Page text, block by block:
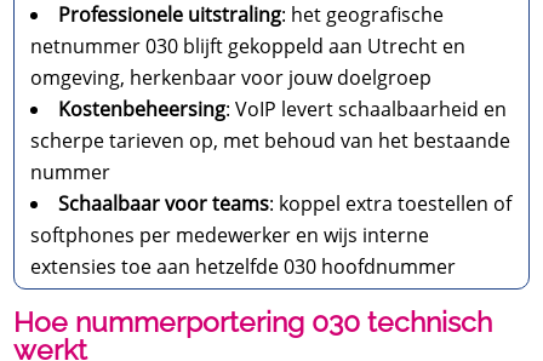
Professionele uitstraling: het geografische
netnummer 030 blijft gekoppeld aan Utrecht en
omgeving, herkenbaar voor jouw doelgroep
Kostenbeheersing: VoIP levert schaalbaarheid en
scherpe tarieven op, met behoud van het bestaande
nummer
Schaalbaar voor teams: koppel extra toestellen of
softphones per medewerker en wijs interne
extensies toe aan hetzelfde 030 hoofdnummer
Hoe nummerportering 030 technisch
werkt